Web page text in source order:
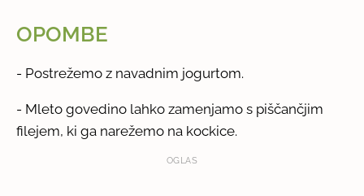
OPOMBE
- Postrežemo z navadnim jogurtom.
- Mleto govedino lahko zamenjamo s piščančjim
filejem, ki ga narežemo na kockice.
OGLAS